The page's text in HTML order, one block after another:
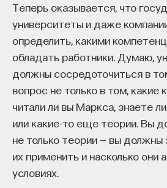
Теперь оказывается, что
университеты и даже
определить, какими
обладать работники. Думаю,
должны сосредоточиться в
вопрос не только в том, какие
читали ли вы Маркса, знаете
или какие-то еще теории. Вы
не только теории — вы должны
их применить и насколько они
условиях.
Это случайность абсолютная.
по своим взглядам. И я решила
историей очень рано. Сейчас
совершенно безумно, но,
спросили — "Чем ты хочешь
мне тогда 11 лет), я сказала —
на истфак МГУ". И до 17-ти лет,
школу, я не изменила своим
Я действительно туда
заключалась в том, что я не
заниматься никакими